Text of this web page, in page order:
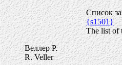
Список
{s1501}
The list of
Веллер Р.
R. Veller